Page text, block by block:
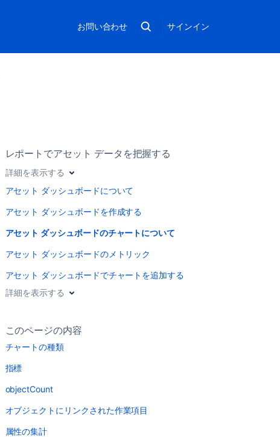
お問い合わせ サインイン
レポートでアセット データを把握する
詳細を表示する
アセット ダッシュボードについて
アセット ダッシュボードを作成する
アセット ダッシュボードのチャートについて
アセット ダッシュボードのメトリック
アセット ダッシュボードでチャートを追加する
詳細を表示する
このページの内容
チャートの種類
指標
objectCount
オブジェクトにリンクされた作業項目
属性の集計